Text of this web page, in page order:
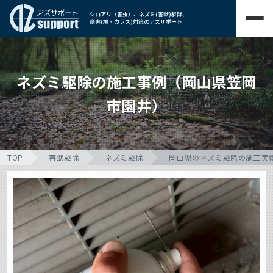
シロアリ（害虫）、ネズミ(害獣)駆除、
鳥害(鳩・カラス)対策のアズサポート
ネズミ駆除の施工事例（岡山県笠岡
市園井）
TOP 害獣駆除 ネズミ駆除 岡山県のネズミ駆除の施工実